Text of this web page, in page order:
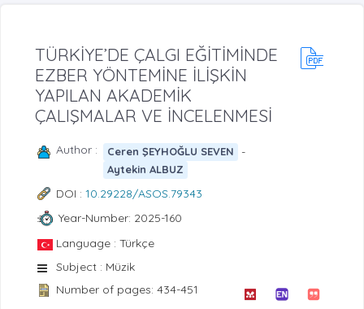
TÜRKİYE’DE ÇALGI EĞİTİMİNDE
EZBER YÖNTEMİNE İLİŞKİN
YAPILAN AKADEMİK
ÇALIŞMALAR VE İNCELENMESİ
Author : Ceren ŞEYHOĞLU SEVEN -
Aytekin ALBUZ
DOI : 10.29228/ASOS.79343
Year-Number: 2025-160
Language : Türkçe
Subject : Müzik
Number of pages: 434-451